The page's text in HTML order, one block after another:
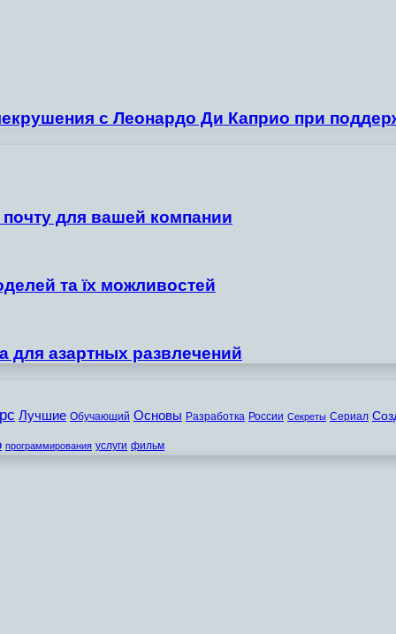
с Леонардо Ди Каприо при
для вашей компании
та їх можливостей
для азартных развлечений
Лучшие Обучающий Основы Разработка России Секреты Сериал
программирования услуги фильм